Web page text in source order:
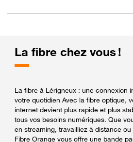
La fibre chez vous !
La fibre à Lérigneux : une connexion
votre quotidien Avec la fibre optique,
internet devient plus rapide et plus
tous vos besoins numériques. Que
en streaming, travailliez à distance
Fibre Orange vous offre une bande